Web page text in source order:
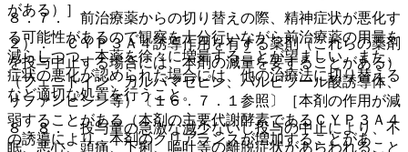
がある）］。
２）． ＣＹＰ３Ａ４誘導作用を有する薬剤（これらの薬剤
を投与中止する場合には、本剤の減量を要することがある）
（フェニトイン、カルバマゼピン、バルビツール酸誘導体、
リファンピシン等）〔１６．７．１参照〕［本剤の作用が減
弱することがある（本剤の主要代謝酵素であるＣＹＰ３Ａ４
の誘導により、本剤のクリアランスが増加することがあ
８．７． 前治療薬からの切り替えの際、精神症状が悪化す
る可能性があるので観察を十分行いながら前治療薬の用量を
減らしつつ、本薬を徐々に増量することが望ましい。また、
症状の悪化が認められた場合には、他の治療法に切り替える
など適切な処置を行うこと。
８．８． 投与量の急激な減少ないし投与の中止により、不
眠、悪心、頭痛、下痢、嘔吐等の離脱症状があらわれること